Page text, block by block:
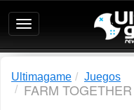
Ultimagame:
Revista
de
Ultimagame Juegos
FARM